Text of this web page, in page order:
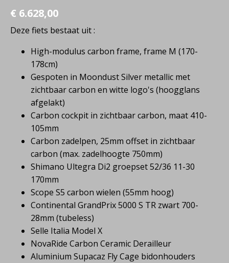
€ 6.628,00
Deze fiets bestaat uit :
High-modulus carbon frame, frame M (170-
178cm)
Gespoten in Moondust Silver metallic met
zichtbaar carbon en witte logo's (hoogglans
afgelakt)
Carbon cockpit in zichtbaar carbon, maat 410-
105mm
Carbon zadelpen, 25mm offset in zichtbaar
carbon (max. zadelhoogte 750mm)
Shimano Ultegra Di2 groepset 52/36 11-30
170mm
Scope S5 carbon wielen (55mm hoog)
Continental GrandPrix 5000 S TR zwart 700-
28mm (tubeless)
Selle Italia Model X
NovaRide Carbon Ceramic Derailleur
Aluminium Supacaz Fly Cage bidonhouders